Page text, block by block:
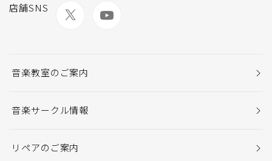
店舗SNS
音楽教室のご案内
音楽サークル情報
リペアのご案内